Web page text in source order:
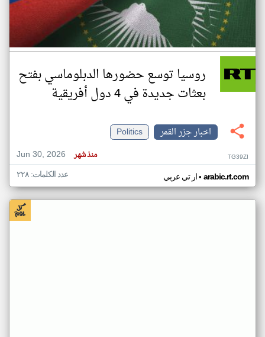
روسيا توسع حضورها الدبلوماسي بفتح
بعثات جديدة في 4 دول أفريقية
اخبار جزر القمر
Politics
Jun 30, 2026
منذ شهر TG39ZI
ار تي عربي• arabic.rt.com عدد الكلمات: ٢٢٨